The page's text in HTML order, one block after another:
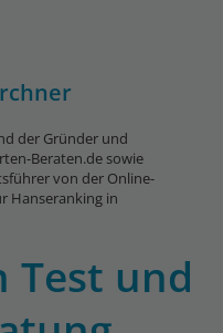
der Gründer und
Beraten.de sowie
von der Online-
Hanseranking in
Test und